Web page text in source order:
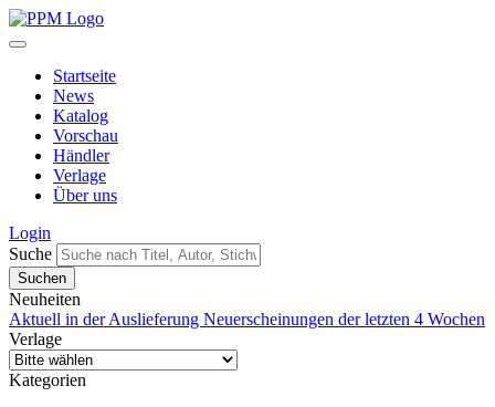
Startseite
News
Katalog
Vorschau
Händler
Verlage
Über uns
Login
Suche
Neuheiten
Aktuell in der Auslieferung Neuerscheinungen der letzten 4 Wochen
Verlage
Kategorien